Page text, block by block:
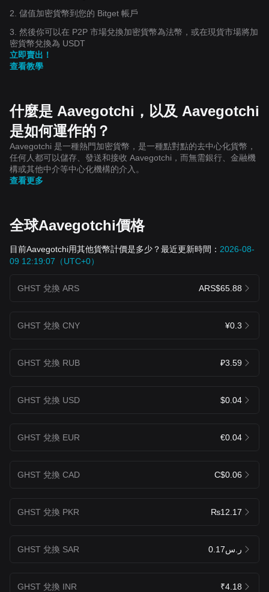
2. 儲值加密貨幣到您的 Bitget 帳戶
3. 然後你可以在 P2P 市場兌換加密貨幣為法幣，或在現貨市場將加
密貨幣兌換為 USDT
立即賣出！
查看教學
什麼是 Aavegotchi，以及 Aavegotchi
是如何運作的？
Aavegotchi 是一種熱門加密貨幣，是一種點對點的去中心化貨幣，
任何人都可以儲存、發送和接收 Aavegotchi，而無需銀行、金融機
構或其他中介等中心化機構的介入。
查看更多
全球Aavegotchi價格
目前Aavegotchi用其他貨幣計價是多少？最近更新時間： 2026-08-
09 12:19:07（UTC+0）
GHST 兌換 ARS ARS$65.88
GHST 兌換 CNY ¥0.3
GHST 兌換 RUB ₽3.59
GHST 兌換 USD $0.04
GHST 兌換 EUR €0.04
GHST 兌換 CAD C$0.06
GHST 兌換 PKR ₨12.17
GHST 兌換 SAR ر.س0.17
GHST 兌換 INR ₹4.18